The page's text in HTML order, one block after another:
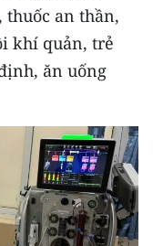
thuốc an thần,
khí quản, trẻ
ăn uống